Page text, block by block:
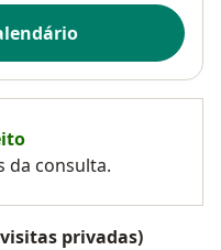
da consulta.
privadas)